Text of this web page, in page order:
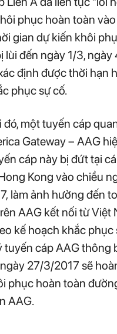
phục hoàn toàn
gian dự kiến khôi
lùi đến ngày 1/3,
định được thời hạn
phục sự cố.
đó, một tuyến cáp
Gateway – AAG
cáp này bị đứt tại
Kong vào chiều
làm ảnh hưởng đến
AAG kết nối từ Việt
kế hoạch khắc
tuyến cáp AAG thông
27/3/2017 sẽ
phục hoàn toàn
AAG.